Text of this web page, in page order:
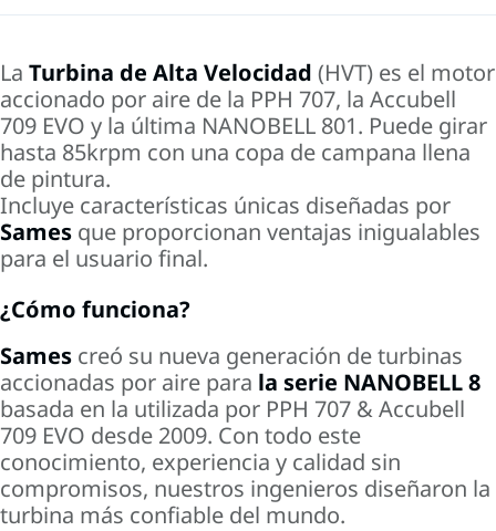
La Turbina de Alta Velocidad (HVT) es el motor
accionado por aire de la PPH 707, la Accubell
709 EVO y la última NANOBELL 801. Puede girar
hasta 85krpm con una copa de campana llena
de pintura.
Incluye características únicas diseñadas por
Sames que proporcionan ventajas inigualables
para el usuario final.
¿Cómo funciona?
Sames creó su nueva generación de turbinas
accionadas por aire para la serie NANOBELL 8
basada en la utilizada por PPH 707 & Accubell
709 EVO desde 2009. Con todo este
conocimiento, experiencia y calidad sin
compromisos, nuestros ingenieros diseñaron la
turbina más confiable del mundo.